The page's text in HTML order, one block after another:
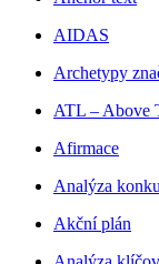
AIDAS
Archetypy
ATL – Above
Afirmace
Analýza
Akční plán